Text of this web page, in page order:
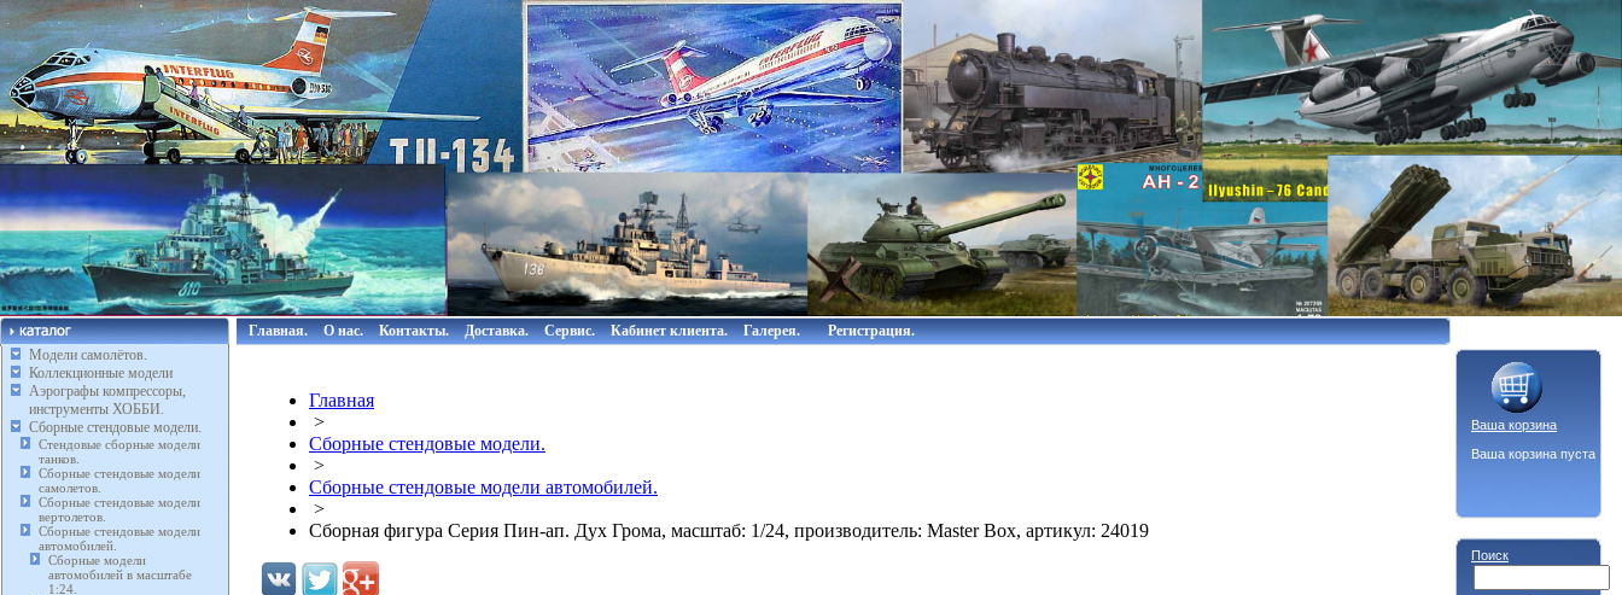
Модели самолётов.
Коллекционные модели
Аэрографы компрессоры,
инструменты ХОББИ.
Сборные стендовые модели.
Стендовые сборные модели
танков.
Сборные стендовые модели
самолетов.
Сборные стендовые модели
вертолетов.
Сборные стендовые модели
автомобилей.
Сборные модели
автомобилей в масштабе
1:24.
Главная. О нас. Контакты. Доставка. Сервис. Кабинет клиента. Галерея. Регистрация.
Главная
>
Сборные стендовые модели.
>
Сборные стендовые модели автомобилей.
>
Сборная фигура Серия Пин-ап. Дух Грома, масштаб: 1/24, производитель: Master Box, артикул: 24019
Ваша корзина
Ваша корзина пуста
Поиск